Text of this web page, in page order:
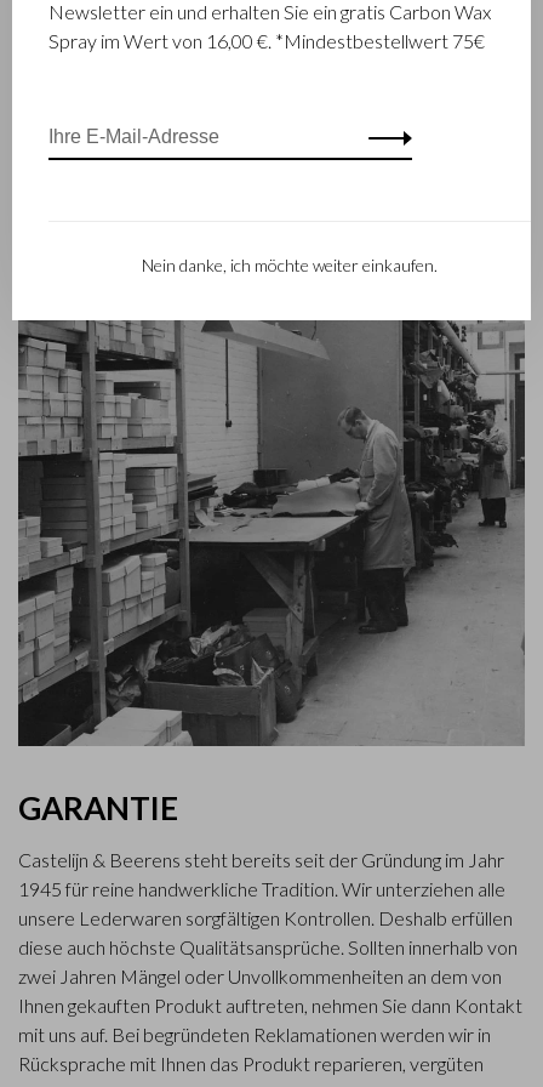
Geschicke des Unternehmens übernommen und genießt
Castelijn & Beerens einen internationalen Ruf. Die
die sich auch in der Kollektion des modernen RENEE-Labels
GARANTIE
Castelijn & Beerens steht bereits seit der Gründung im Jahr
1945 für reine handwerkliche Tradition. Wir unterziehen alle
unsere Lederwaren sorgfältigen Kontrollen. Deshalb erfüllen
diese auch höchste Qualitätsansprüche. Sollten innerhalb von
zwei Jahren Mängel oder Unvollkommenheiten an dem von
Ihnen gekauften Produkt auftreten, nehmen Sie dann Kontakt
mit uns auf. Bei begründeten Reklamationen werden wir in
Rücksprache mit Ihnen das Produkt reparieren, vergüten
Newsletter ein und erhalten Sie ein gratis Carbon Wax
Spray im Wert von 16,00 €. *Mindestbestellwert 75€
Nein danke, ich möchte weiter einkaufen.